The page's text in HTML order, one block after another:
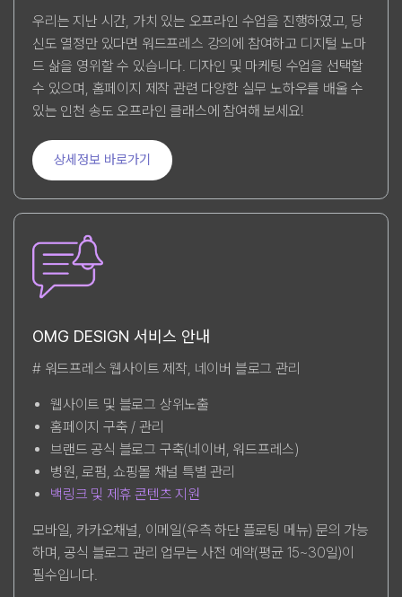
우리는 지난 시간, 가치 있는 오프라인 수업을 진행하였고, 당
신도 열정만 있다면 워드프레스 강의에 참여하고 디지털 노마
드 삶을 영위할 수 있습니다. 디자인 및 마케팅 수업을 선택할
수 있으며, 홈페이지 제작 관련 다양한 실무 노하우를 배울 수
있는 인천 송도 오프라인 클래스에 참여해 보세요!
상세정보 바로가기
OMG DESIGN 서비스 안내
# 워드프레스 웹사이트 제작, 네이버 블로그 관리
웹사이트 및 블로그 상위노출
홈페이지 구축 / 관리
브랜드 공식 블로그 구축(네이버, 워드프레스)
병원, 로펌, 쇼핑몰 채널 특별 관리
백링크 및 제휴 콘텐츠 지원
모바일, 카카오채널, 이메일(우측 하단 플로팅 메뉴) 문의 가능
하며, 공식 블로그 관리 업무는 사전 예약(평균 15~30일)이
필수입니다.